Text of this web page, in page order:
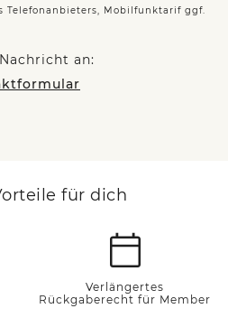
Telefonanbieters, Mobilfunktarif ggf.
an:
für dich
Verlängertes
Rückgaberecht für Member